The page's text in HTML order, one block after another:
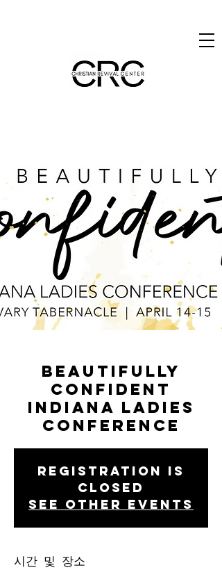
Beautifully
Confident
Indiana Ladies
Conference
Registration is
closed
See other events
시간 및 장소